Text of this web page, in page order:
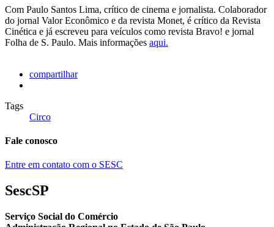
Com Paulo Santos Lima, crítico de cinema e jornalista. Colaborador
do jornal Valor Econômico e da revista Monet, é crítico da Revista
Cinética e já escreveu para veículos como revista Bravo! e jornal
Folha de S. Paulo. Mais informações aqui.
compartilhar
Tags
Circo
Fale conosco
Entre em contato com o SESC
SescSP
Serviço Social do Comércio